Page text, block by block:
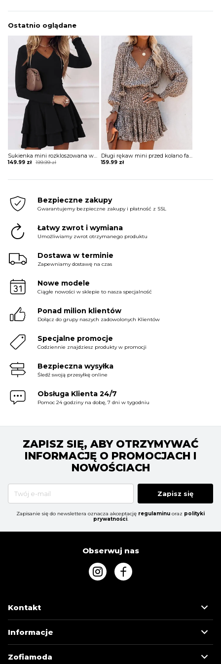
Ostatnio oglądane
Sukienka mini rozkloszowana warstwowa falbanka dekolt v długi rękaw dopasowana talia Otilia
199.99zł
Original
149.99 zł
Current
Długi rękaw mini przed kolano falbany baby doll dekolt V prosty do pracy casual cętki panterka sukienka Alevtina
159.99 zł
Bezpieczne zakupy
Gwarantujemy bezpieczne zakupy i płatność z SSL
Łatwy zwrot i wymiana
Umożliwiamy zwrot otrzymanego produktu
Dostawa w terminie
Zapewniamy dostawę na czas
Nowe modele
Ciągłe nowości w sklepie to nasza specjalność
Ponad milion klientów
Dołącz do grupy naszych zadowolonych Klientów
Specjalne promocje
Codziennie znajdziesz produkty w promocji
Bezpieczna wysyłka
Śledź swoją przesyłkę online
Obsługa Klienta 24/7
Pomoc 24 godziny na dobę, 7 dni w tygodniu
ZAPISZ SIĘ, ABY OTRZYMYWAĆ
INFORMACJĘ O PROMOCJACH I
NOWOŚCIACH
Zapisz się
Zapisanie się do newslettera oznacza akceptację regulaminu oraz polityki
prywatności.
Obserwuj nas
Kontakt
Informacje
Zofiamoda